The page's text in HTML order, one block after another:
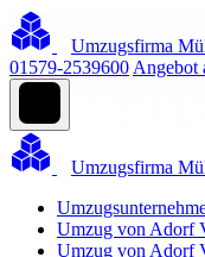
Umzugsfirma
01579-2539600 Angebot
Umzugsfirma
Umzug von Adorf
Umzug von Adorf